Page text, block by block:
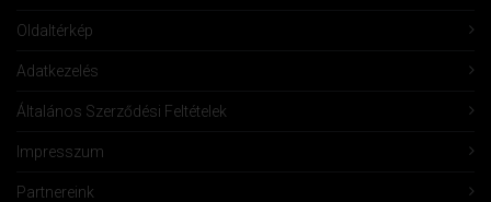
Oldaltérkép
Adatkezelés
Általános Szerződési Feltételek
Impresszum
Partnereink